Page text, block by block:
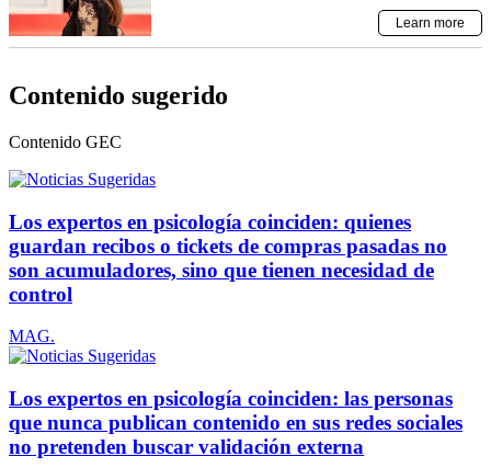
Contenido sugerido
Contenido GEC
Los expertos en psicología coinciden: quienes
guardan recibos o tickets de compras pasadas no
son acumuladores, sino que tienen necesidad de
control
MAG.
Los expertos en psicología coinciden: las personas
que nunca publican contenido en sus redes sociales
no pretenden buscar validación externa